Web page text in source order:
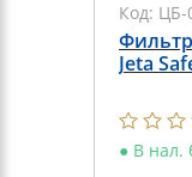
Код: ЦБ-
Jeta
● В нал.